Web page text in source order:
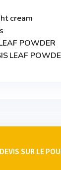
cream
POWDER
LEAF
SUR LE